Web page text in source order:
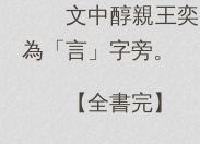
文中醇親王
為「言」字旁。
【全書完】